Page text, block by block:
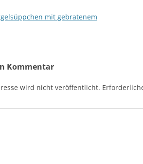
mit gebratenem
Kommentar
wird nicht veröffentlicht.